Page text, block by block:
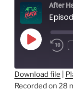
After
Play
Episode
SHARE
Download file
Recorded on 28